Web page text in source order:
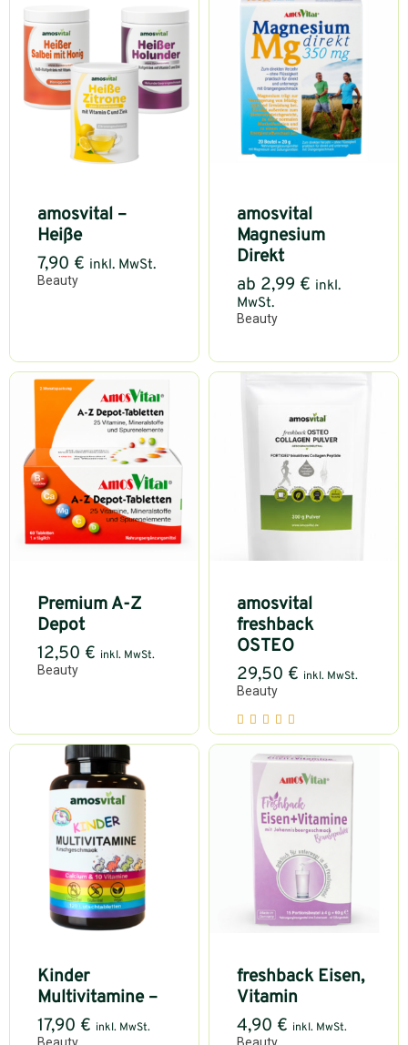
Beauty
amosvital –
Heiße
7,90 € inkl. MwSt.
Beauty
amosvital
Magnesium
Direkt
ab 2,99 € inkl.
MwSt.
Beauty
Premium A-Z
Depot
12,50 € inkl. MwSt.
Beauty
amosvital
freshback
OSTEO
29,50 € inkl. MwSt.
Beauty
Kinder
Multivitamine –
17,90 € inkl. MwSt.
Beauty
freshback Eisen,
Vitamin
4,90 € inkl. MwSt.